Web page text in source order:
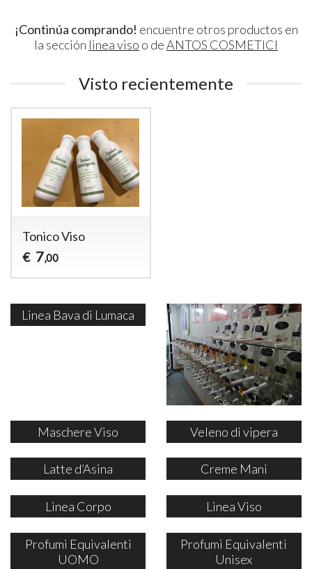
¡Continúa comprando! encuentre otros productos en
la sección linea viso o deANTOS COSMETICI
Visto recientemente
Tonico Viso
€ 7,00
Linea Bava di Lumaca
Maschere Viso Veleno di vipera
Latte d’Asina Creme Mani
Linea Corpo Linea Viso
Profumi Equivalenti
UOMO
Profumi Equivalenti
Unisex